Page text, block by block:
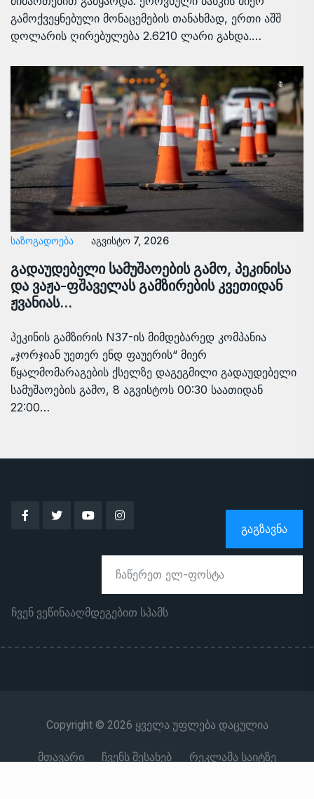
გამოქვეყნებული მონაცემების თანახმად, ერთი აშშ
დოლარის ღირებულება 2.6210 ლარი გახდა.…
ᲡᲐᲖᲝᲒᲐᲓᲝᲔᲑᲐ აგვისტო 7, 2026
გადაუდებელი სამუშაოების გამო, პეკინისა
და ვაჟა-ფშაველას გამზირების კვეთიდან
ჟვანიას…
პეკინის გამზირის N37-ის მიმდებარედ კომპანია
„ჯორჯიან უეთერ ენდ ფაუერის“ მიერ
წყალმომარაგების ქსელზე დაგეგმილი გადაუდებელი
სამუშაოების გამო, 8 აგვისტოს 00:30 საათიდან
22:00…
ᲒᲐᲒᲖᲐᲕᲜᲐ
ჩვენ ვეწინააღმდეგებით სპამს
Copyright © 2026 ყველა უფლება დაცულია
მთავარი
ჩვენს შესახებ
რეკლამა საიტზე